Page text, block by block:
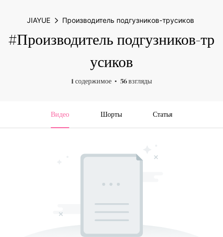
JIAYUE Производитель подгузников-трусиков
#Производитель подгузников-тр
усиков
1 содержимое 56 взгляды
Видео Шорты Статья